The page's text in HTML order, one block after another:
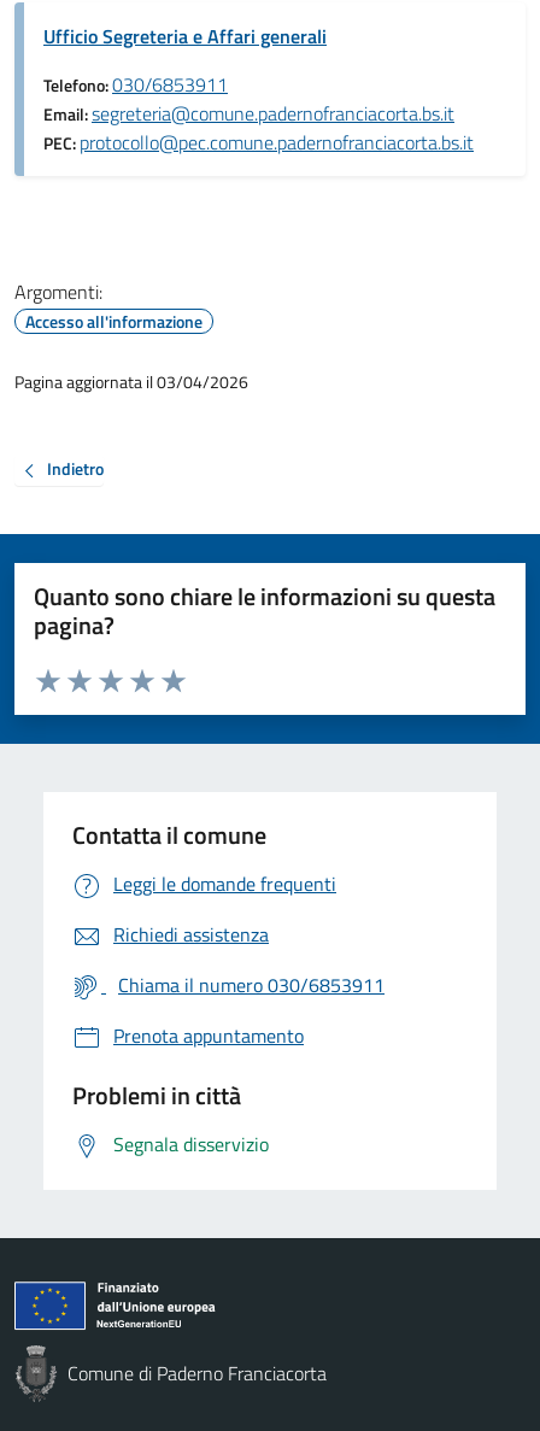
Ufficio Segreteria e Affari generali
Telefono:030/6853911
Email:segreteria@comune.padernofranciacorta.bs.it
PEC:protocollo@pec.comune.padernofranciacorta.bs.it
Argomenti:
Accesso all'informazione
Pagina aggiornata il 03/04/2026
Indietro
Quanto sono chiare le informazioni su questa
pagina?
Valuta da 1 a 5 stelle la pagina
Valuta 5 stelle su 5
Valuta 4 stelle su 5
Valuta 3 stelle su 5
Valuta 2 stelle su 5
Valuta 1 stelle su 5
Contatta il comune
Leggi le domande frequenti
Richiedi assistenza
Chiama il numero 030/6853911
Prenota appuntamento
Problemi in città
Segnala disservizio
Comune di Paderno Franciacorta